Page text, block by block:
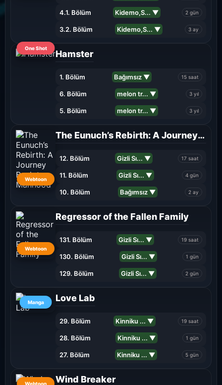
4.1. Bölüm Kidemo,S... ▼ 2 gün
3.2. Bölüm Kidemo,S... ▼ 3 ay
One Shot
Hamster
1. Bölüm Bağımsız ▼ 15 saat
6. Bölüm melon tr... ▼ 3 yıl
5. Bölüm melon tr... ▼ 3 yıl
Webtoon
The Eunuch’s Rebirth: A Journey Back to Manhood
12. Bölüm Gizli Sı... ▼ 17 saat
11. Bölüm Gizli Sı... ▼ 4 gün
10. Bölüm Bağımsız ▼ 2 ay
Webtoon
Regressor of the Fallen Family
131. Bölüm Gizli Sı... ▼ 19 saat
130. Bölüm Gizli Sı... ▼ 1 gün
129. Bölüm Gizli Sı... ▼ 2 gün
Manga Love Lab
29. Bölüm Kinniku ... ▼ 19 saat
28. Bölüm Kinniku ... ▼ 1 gün
27. Bölüm Kinniku ... ▼ 5 gün
Webtoon Wind Breaker